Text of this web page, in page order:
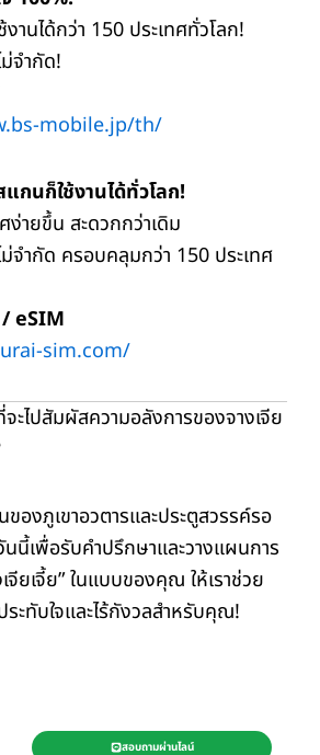
งานได้กว่า 150 ประเทศทั่วโลก!
จำกัด!
mobile.jp/th/
กนก็ใช้งานได้ทั่วโลก!
ง่ายขึ้น สะดวกกว่าเดิม
ม่จำกัด ครอบคลุมกว่า 150 ประเทศ
eSIM
sim.com/
ไปสัมผัสความอลังการของจางเจีย
องภูเขาอวตารและประตูสวรรค์รอ
นี้เพื่อรับคำปรึกษาและวางแผนการ
จียเจี้ย” ในแบบของคุณ ให้เราช่วย
ะทับใจและไร้กังวลสำหรับคุณ!
สอบถามผ่านไลน์